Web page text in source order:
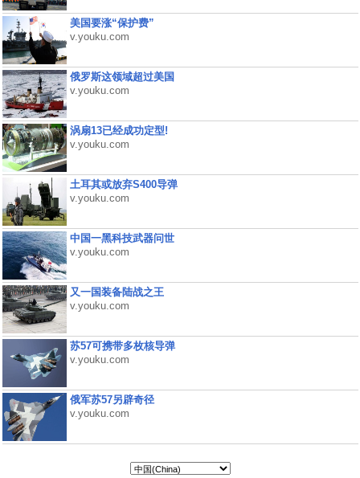
美国要涨“保护费”
v.youku.com
俄罗斯这领域超过美国
v.youku.com
涡扇13已经成功定型!
v.youku.com
土耳其或放弃S400导弹
v.youku.com
中国一黑科技武器问世
v.youku.com
又一国装备陆战之王
v.youku.com
苏57可携带多枚核导弹
v.youku.com
俄军苏57另辟奇径
v.youku.com